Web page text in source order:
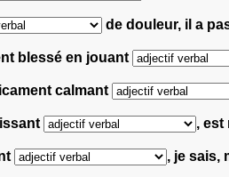
de douleur, il a
blessé en jouant
calmant
, est
, je sais,